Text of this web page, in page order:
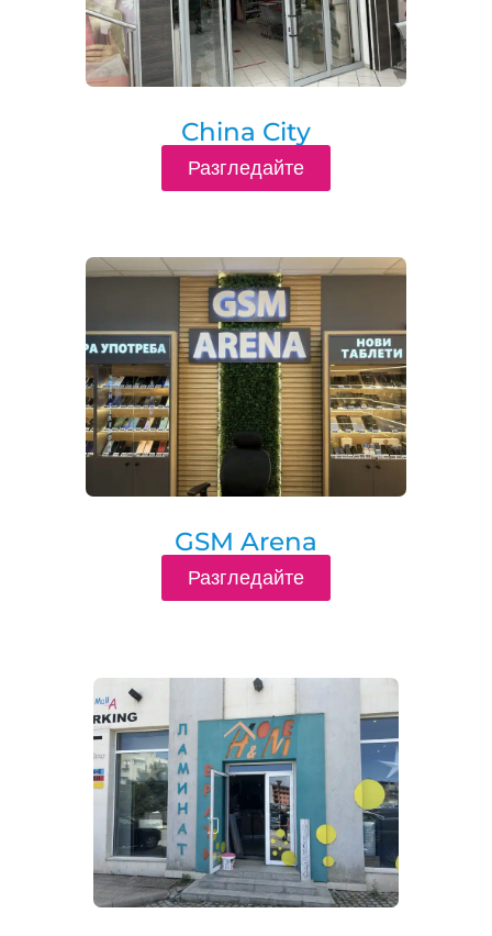
China City
Разгледайте
GSM Arena
Разгледайте